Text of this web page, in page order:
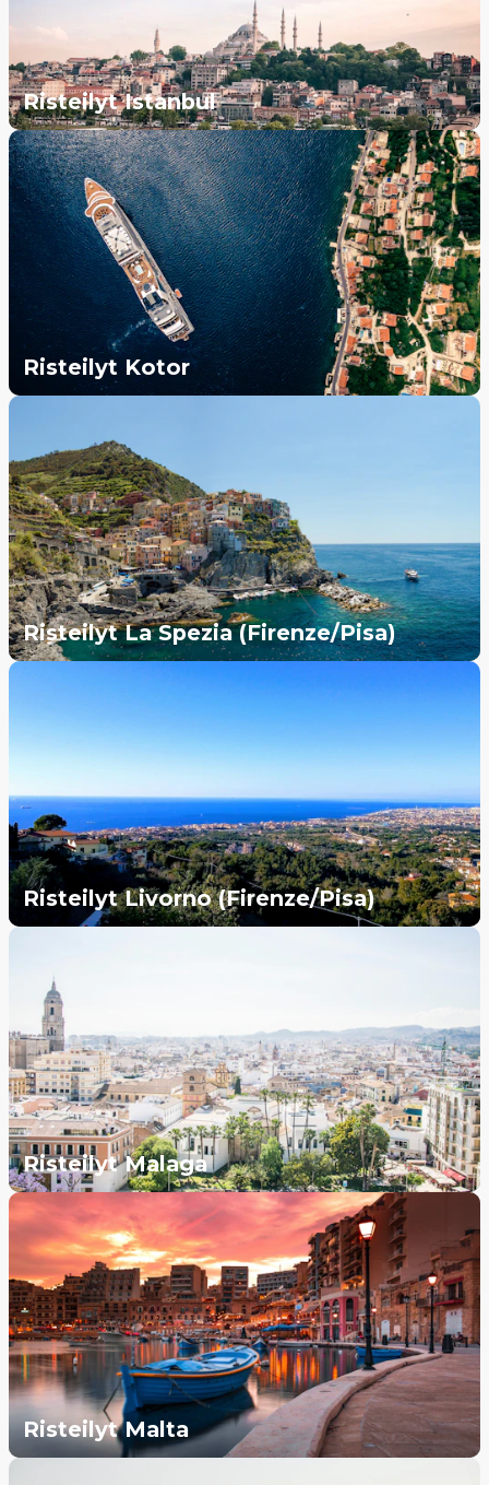
Risteilyt Istanbul
Risteilyt Kotor
Risteilyt La Spezia (Firenze/Pisa)
Risteilyt Livorno (Firenze/Pisa)
Risteilyt Malaga
Risteilyt Malta